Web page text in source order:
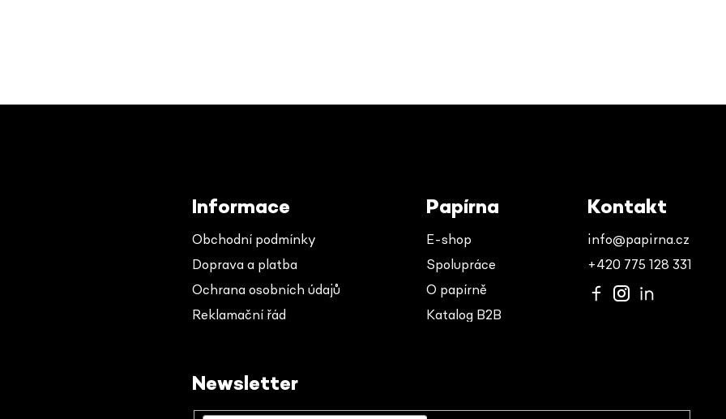
Informace
Obchodní podmínky
Doprava a platba
Ochrana osobních údajů
Reklamační řád
Papírna
E-shop
Spolupráce
O papírně
Katalog B2B
Kontakt
info@papirna.cz
+420 775 128 331
Newsletter